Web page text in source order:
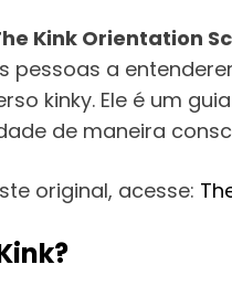
Kink Orientation
pessoas a
kinky. Ele é um
de maneira
original, acesse: